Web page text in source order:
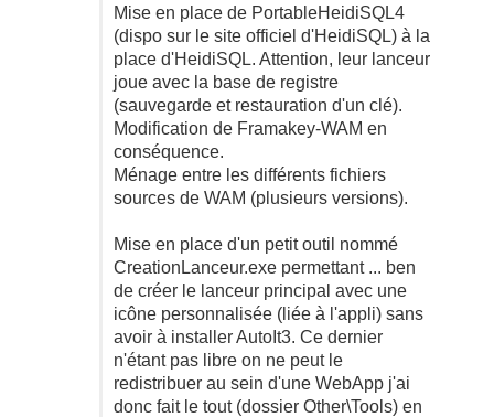
Mise en place de PortableHeidiSQL4
(dispo sur le site officiel d'HeidiSQL) à la
place d'HeidiSQL. Attention, leur lanceur
joue avec la base de registre
(sauvegarde et restauration d'un clé).
Modification de Framakey-WAM en
conséquence.
Ménage entre les différents fichiers
sources de WAM (plusieurs versions).
Mise en place d'un petit outil nommé
CreationLanceur.exe permettant ... ben
de créer le lanceur principal avec une
icône personnalisée (liée à l'appli) sans
avoir à installer AutoIt3. Ce dernier
n'étant pas libre on ne peut le
redistribuer au sein d'une WebApp j'ai
donc fait le tout (dossier Other\Tools) en